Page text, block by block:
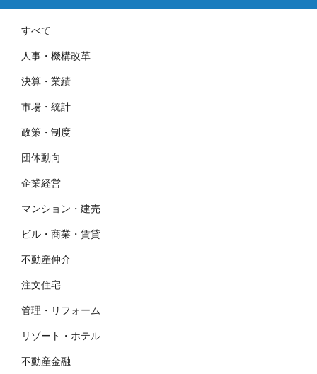
すべて
人事・機構改革
決算・業績
市場・統計
政策・制度
団体動向
企業経営
マンション・建売
ビル・商業・賃貸
不動産仲介
注文住宅
管理・リフォーム
リゾート・ホテル
不動産金融